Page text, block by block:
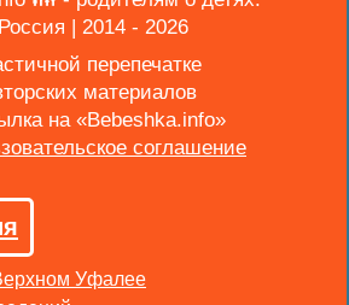
| 2014 - 2026
перепечатке
материалов
на «Bebeshka.info»
Уфалее